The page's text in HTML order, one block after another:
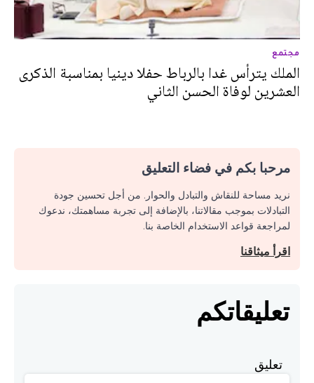
مجتمع
الملك يترأس غدا بالرباط حفلا دينيا بمناسبة الذكرى
العشرين لوفاة الحسن الثاني
مرحبا بكم في فضاء التعليق
نريد مساحة للنقاش والتبادل والحوار. من أجل تحسين جودة
التبادلات بموجب مقالاتنا، بالإضافة إلى تجربة مساهمتك، ندعوك
لمراجعة قواعد الاستخدام الخاصة بنا.
اقرأ ميثاقنا
تعليقاتكم
تعليق